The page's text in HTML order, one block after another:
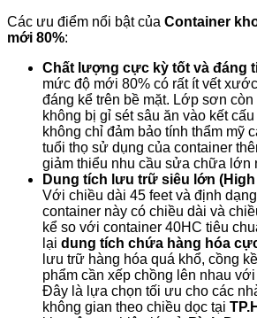
Các ưu điểm nổi bật của Container
mới 80%:
Chất lượng cực kỳ tốt và đáng
mức độ mới 80% có rất ít vết
đáng kể trên bề mặt. Lớp sơn
không bị gỉ sét sâu ăn vào kết
không chỉ đảm bảo tính thẩm mỹ
tuổi thọ sử dụng của container
giảm thiểu nhu cầu sửa chữa lớn
Dung tích lưu trữ siêu lớn (High
Với chiều dài 45 feet và định
container này có chiều dài và
kể so với container 40HC tiêu
lại dung tích chứa hàng hóa
lưu trữ hàng hóa quá khổ, cồng
phẩm cần xếp chồng lên nhau
Đây là lựa chọn tối ưu cho các
không gian theo chiều dọc tại